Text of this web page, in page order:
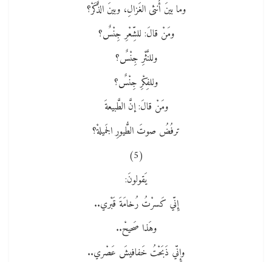
وما بينَ أُنثى الغَزالِ، وبينَ الذَّكَرْ؟
ومَنْ قالَ: للشِّعْرِ جِنْسٌ؟
وللنَّثْرِ جِنْسٌ؟
وللفِكْرِ جِنْسٌ؟
ومَنْ قالَ: إنَّ الطَّبيعةَ
ترفُضُ صوتَ الطُّيورِ الجَميلةْ؟
(5)
يَقولونَ:
إِنّي كَسرْتُ رُخامَةَ قَبْري..
وهَذا صَحيحْ..
وإِنّي ذَبَحْتُ خَفافيشَ عَصْري..